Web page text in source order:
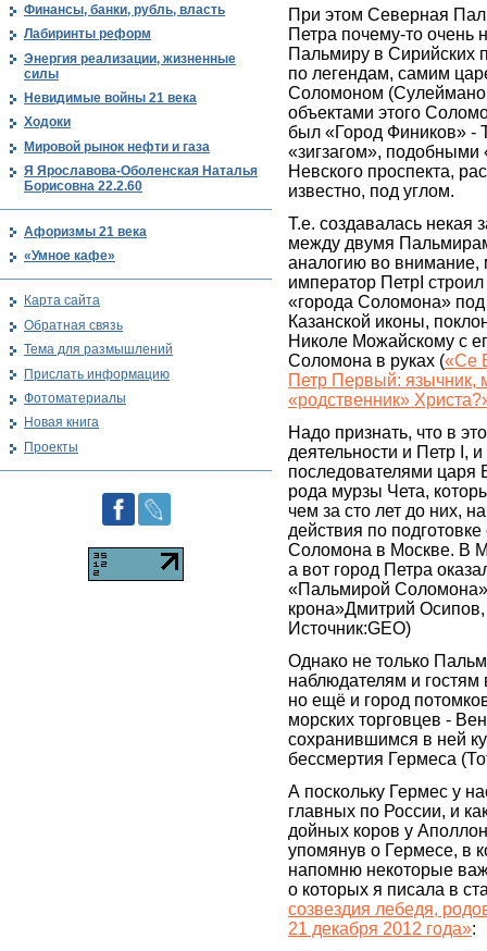
При этом Северная
Петра почему-то
Пальмиру в Сирийских
по легендам, самим
Соломоном
объектами этого
был «Город Фиников» -
«зигзагом», подобными
Невского проспекта,
известно, под углом.
Т.е. создавалась некая
между двумя
аналогию во внимание,
император ПетрI
«города Соломона» под
Казанской иконы,
Николе Можайскому с
Соломона в руках («Се
Петр Первый: язычник,
«родственник»
Надо признать, что в
деятельности и Петр I,
последователями царя
рода мурзы Чета,
чем за сто лет до них,
действия по
Соломона в Москве. В
а вот город Петра
«Пальмирой
крона»Дмитрий
Источник:GEO)
Однако не только
наблюдателям и
но ещё и город
морских торговцев -
сохранившимся в ней
бессмертия Гермеса
А поскольку Гермес у
главных по России, и
дойных коров у
упомянув о Гермесе, в
напомню некоторые
о которых я писала в
созвездия лебедя,
21 декабря 2012 года»:
Финансы, банки, рубль, власть
Лабиринты реформ
Энергия реализации, жизненные
силы
Невидимые войны 21 века
Ходоки
Мировой рынок нефти и газа
Я Ярославова-Оболенская Наталья
Борисовна 22.2.60
Афоризмы 21 века
«Умное кафе»
Карта сайта
Обратная связь
Тема для размышлений
Прислать информацию
Фотоматериалы
Новая книга
Проекты